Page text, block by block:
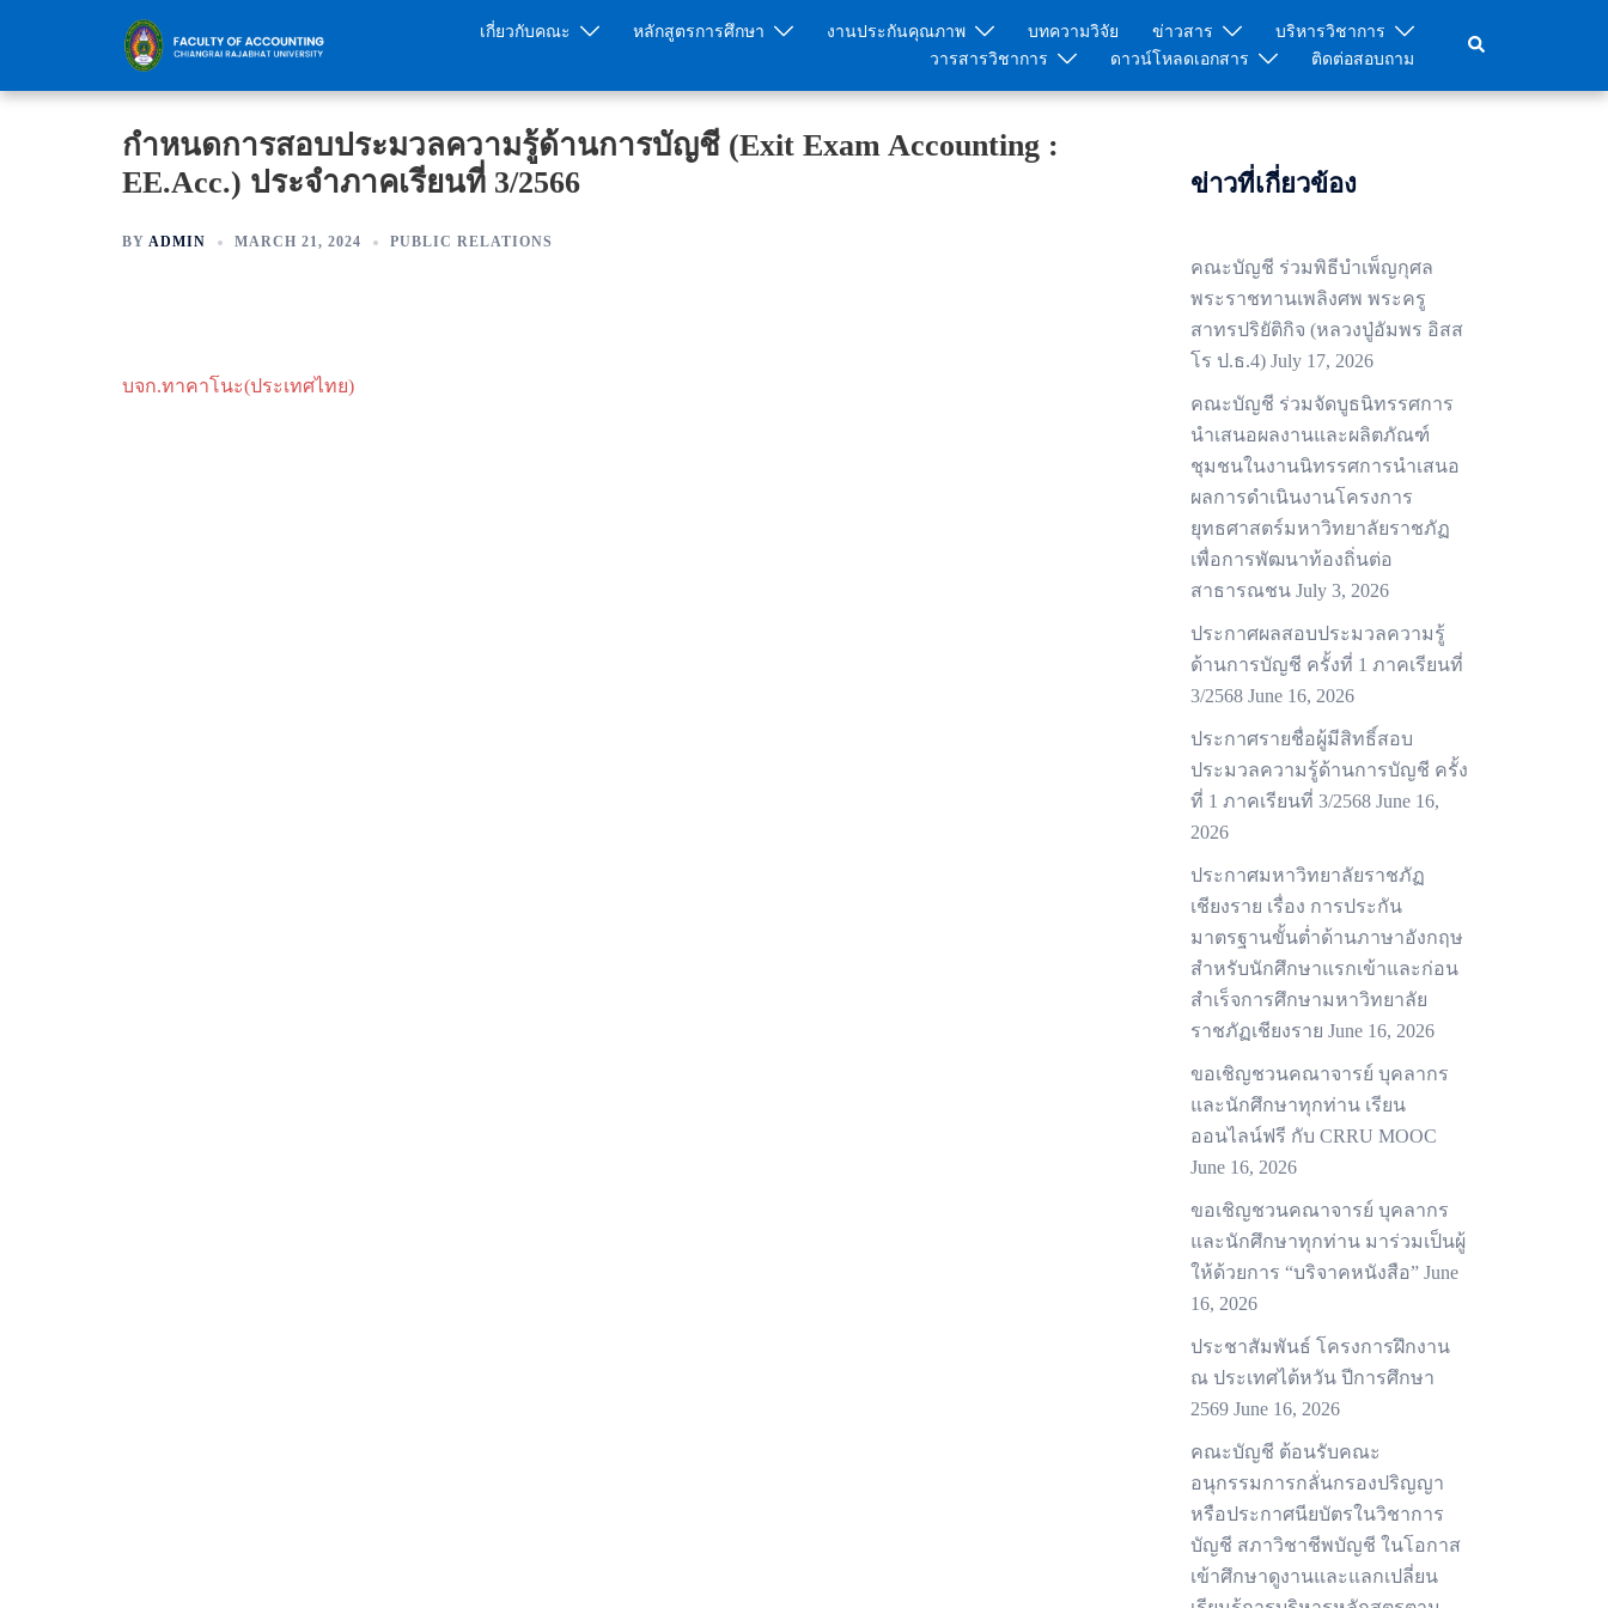
เกี่ยวกับคณะ หลักสูตรการศึกษา งานประกันคุณภาพ บทความวิจัย ข่าวสาร
บริหารวิชาการ
วารสารวิชาการ
ดาวน์โหลดเอกสาร ติดต่อสอบถาม
Search
กำหนดการสอบประมวลความรู้ด้านการบัญชี (Exit Exam Accounting :
EE.Acc.) ประจำภาคเรียนที่ 3/2566
BY ADMIN MARCH 21, 2024 PUBLIC RELATIONS
บจก.ทาคาโนะ(ประเทศไทย)
ข่าวที่เกี่ยวข้อง
คณะบัญชี ร่วมพิธีบำเพ็ญกุศล
พระราชทานเพลิงศพ พระครู
สาทรปริยัติกิจ (หลวงปู่อัมพร อิสส
โร ป.ธ.4) July 17, 2026
คณะบัญชี ร่วมจัดบูธนิทรรศการ
นำเสนอผลงานและผลิตภัณฑ์
ชุมชนในงานนิทรรศการนำเสนอ
ผลการดำเนินงานโครงการ
ยุทธศาสตร์มหาวิทยาลัยราชภัฏ
เพื่อการพัฒนาท้องถิ่นต่อ
สาธารณชน July 3, 2026
ประกาศผลสอบประมวลความรู้
ด้านการบัญชี ครั้งที่ 1 ภาคเรียนที่
3/2568 June 16, 2026
ประกาศรายชื่อผู้มีสิทธิ์สอบ
ประมวลความรู้ด้านการบัญชี ครั้ง
ที่ 1 ภาคเรียนที่ 3/2568 June 16,
2026
ประกาศมหาวิทยาลัยราชภัฏ
เชียงราย เรื่อง การประกัน
มาตรฐานขั้นต่ำด้านภาษาอังกฤษ
สำหรับนักศึกษาแรกเข้าและก่อน
สำเร็จการศึกษามหาวิทยาลัย
ราชภัฏเชียงราย June 16, 2026
ขอเชิญชวนคณาจารย์ บุคลากร
และนักศึกษาทุกท่าน เรียน
ออนไลน์ฟรี กับ CRRU MOOC
June 16, 2026
ขอเชิญชวนคณาจารย์ บุคลากร
และนักศึกษาทุกท่าน มาร่วมเป็นผู้
ให้ด้วยการ “บริจาคหนังสือ” June
16, 2026
ประชาสัมพันธ์ โครงการฝึกงาน
ณ ประเทศไต้หวัน ปีการศึกษา
2569 June 16, 2026
คณะบัญชี ต้อนรับคณะ
อนุกรรมการกลั่นกรองปริญญา
หรือประกาศนียบัตรในวิชาการ
บัญชี สภาวิชาชีพบัญชี ในโอกาส
เข้าศึกษาดูงานและแลกเปลี่ยน